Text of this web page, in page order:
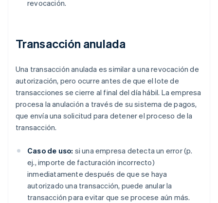
revocación.
Transacción anulada
Una transacción anulada es similar a una revocación de
autorización, pero ocurre antes de que el lote de
transacciones se cierre al final del día hábil. La empresa
procesa la anulación a través de su sistema de pagos,
que envía una solicitud para detener el proceso de la
transacción.
Caso de uso: si una empresa detecta un error (p.
ej., importe de facturación incorrecto)
inmediatamente después de que se haya
autorizado una transacción, puede anular la
transacción para evitar que se procese aún más.